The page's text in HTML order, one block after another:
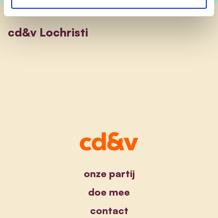
cd&v Lochristi
onze partij
doe mee
contact